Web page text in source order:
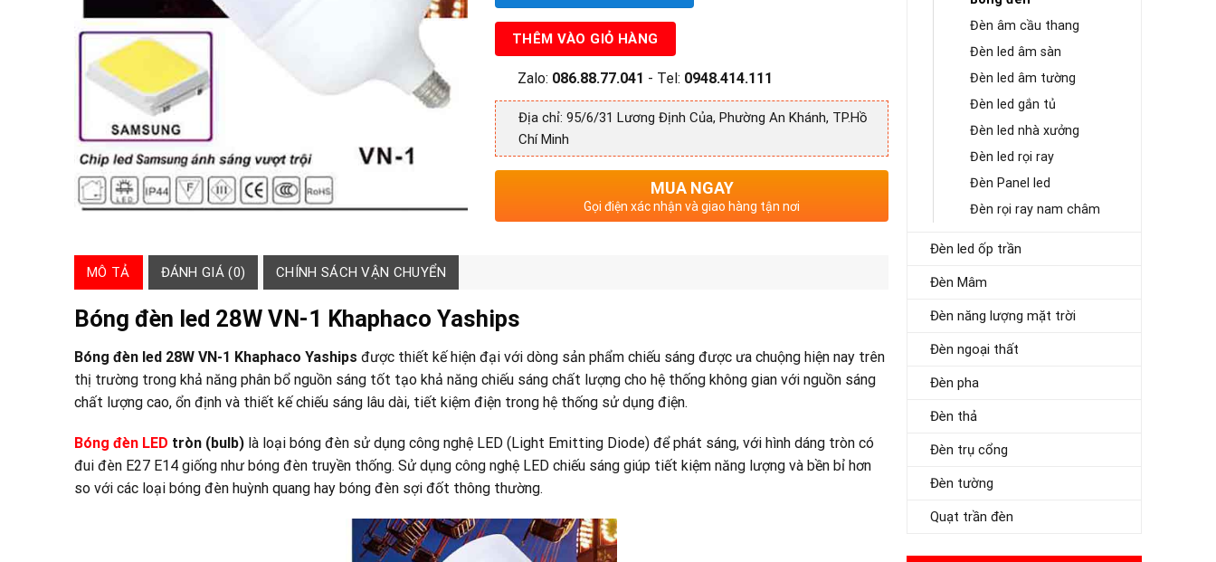
Đèn âm cầu thang
Đèn led âm sàn
Đèn led âm tường
Đèn led gắn tủ
Đèn led nhà xưởng
Đèn led rọi ray
Đèn Panel led
Đèn rọi ray nam châm
Đèn led ốp trần
Đèn Mâm
Đèn năng lượng mặt trời
Đèn ngoại thất
Đèn pha
Đèn thả
Đèn trụ cổng
Đèn tường
Quạt trần đèn
THÊM VÀO GIỎ HÀNG
Zalo: 086.88.77.041 - Tel: 0948.414.111
Địa chỉ: 95/6/31 Lương Định Của, Phường An Khánh, TP.Hồ
Chí Minh
MUA NGAY
Gọi điện xác nhận và giao hàng tận nơi
MÔ TẢ ĐÁNH GIÁ (0) CHÍNH SÁCH VẬN CHUYỂN
Bóng đèn led 28W VN-1 Khaphaco Yaships
Bóng đèn led 28W VN-1 Khaphaco Yaships được thiết kế hiện đại với dòng sản phẩm chiếu sáng được ưa chuộng hiện nay trên
thị trường trong khả năng phân bổ nguồn sáng tốt tạo khả năng chiếu sáng chất lượng cho hệ thống không gian với nguồn sáng
chất lượng cao, ổn định và thiết kế chiếu sáng lâu dài, tiết kiệm điện trong hệ thống sử dụng điện.
Bóng đèn LED tròn (bulb) là loại bóng đèn sử dụng công nghệ LED (Light Emitting Diode) để phát sáng, với hình dáng tròn có
đui đèn E27 E14 giống như bóng đèn truyền thống. Sử dụng công nghệ LED chiếu sáng giúp tiết kiệm năng lượng và bền bỉ hơn
so với các loại bóng đèn huỳnh quang hay bóng đèn sợi đốt thông thường.